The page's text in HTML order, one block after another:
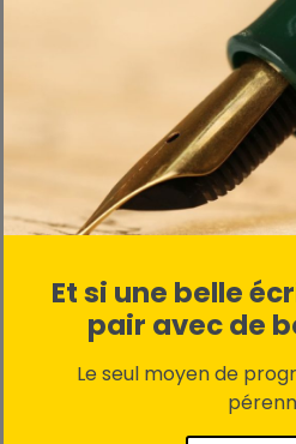
Et si une belle
pair avec de
Le seul moyen de